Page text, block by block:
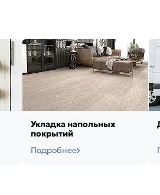
Укладка напольных
покрытий
Подробнее